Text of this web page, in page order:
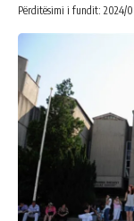
Përditësimi i fundit: 2024/